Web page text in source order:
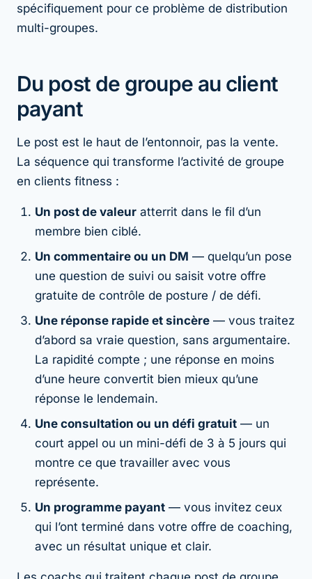
spécifiquement pour ce problème de distribution
multi-groupes.
Du post de groupe au client
payant
Le post est le haut de l’entonnoir, pas la vente.
La séquence qui transforme l’activité de groupe
en clients fitness :
Un post de valeur atterrit dans le fil d’un
membre bien ciblé.
Un commentaire ou un DM — quelqu’un pose
une question de suivi ou saisit votre offre
gratuite de contrôle de posture / de défi.
Une réponse rapide et sincère — vous traitez
d’abord sa vraie question, sans argumentaire.
La rapidité compte ; une réponse en moins
d’une heure convertit bien mieux qu’une
réponse le lendemain.
Une consultation ou un défi gratuit — un
court appel ou un mini-défi de 3 à 5 jours qui
montre ce que travailler avec vous
représente.
Un programme payant — vous invitez ceux
qui l’ont terminé dans votre offre de coaching,
avec un résultat unique et clair.